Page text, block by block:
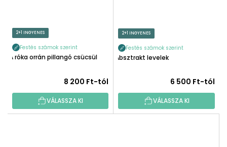
2+1 INGYENES
Festés számok szerint
A róka orrán pillangó csücsül
8 200 Ft-tól
VÁLASSZA KI
2+1 INGYENES
Festés számok szerint
Absztrakt levelek
6 500 Ft-tól
VÁLASSZA KI